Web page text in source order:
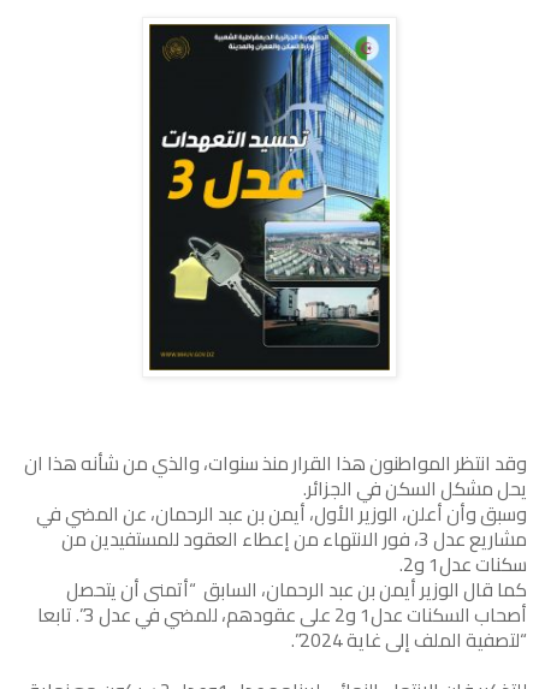
وقد انتظر المواطنون هذا القرار منذ سنوات، والذي من شأنه هذا ان
يحل مشكل السكن في الجزائر.
وسبق وأن أعلن، الوزير الأول، أيمن بن عبد الرحمان، عن المضي في
مشاريع عدل 3، فور الانتهاء من إعطاء العقود للمستفيدين من
سكنات عدل1 و2.
كما قال الوزير أيمن بن عبد الرحمان، السابق “أتمنى أن يتحصل
أصحاب السكنات عدل1 و2 على عقودهم، للمضي في عدل 3”. تابعا
“لتصفية الملف إلى غاية 2024”.